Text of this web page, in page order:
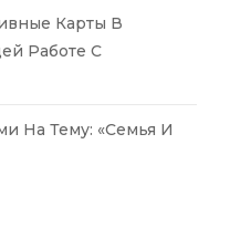
Карты В
Работе С
На Тему: «Семья И